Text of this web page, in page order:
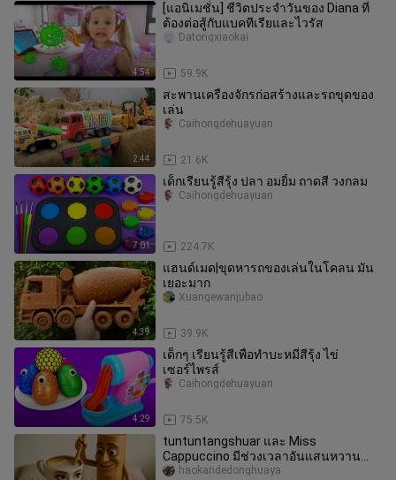
4:54
[แอนิเมชั่น] ชีวิตประจำวันของ Diana ที่
ต้องต่อสู้กับแบคทีเรียและไวรัส
59.9K
Datongxiaokai
2:44
สะพานเครื่องจักรก่อสร้างและรถขุดของ
เล่น
21.6K
Caihongdehuayuan
7:01
เด็กเรียนรู้สีรุ้ง ปลา อมยิ้ม ถาดสี วงกลม
224.7K
Caihongdehuayuan
4:39
แฮนด์เมด|ขุดหารถของเล่นในโคลน มัน
เยอะมาก
39.9K
Xuangewanjubao
4:29
เด็กๆ เรียนรู้สีเพื่อทำบะหมี่สีรุ้ง ไข่
เซอร์ไพรส์
75.5K
Caihongdehuayuan
tuntuntangshuar และ Miss
Cappuccino มีช่วงเวลาอันแสนหวาน
ร่วมกัน แต่พวกเธอไม่คาดคิดว่าจะถูก
haokandedonghuaya